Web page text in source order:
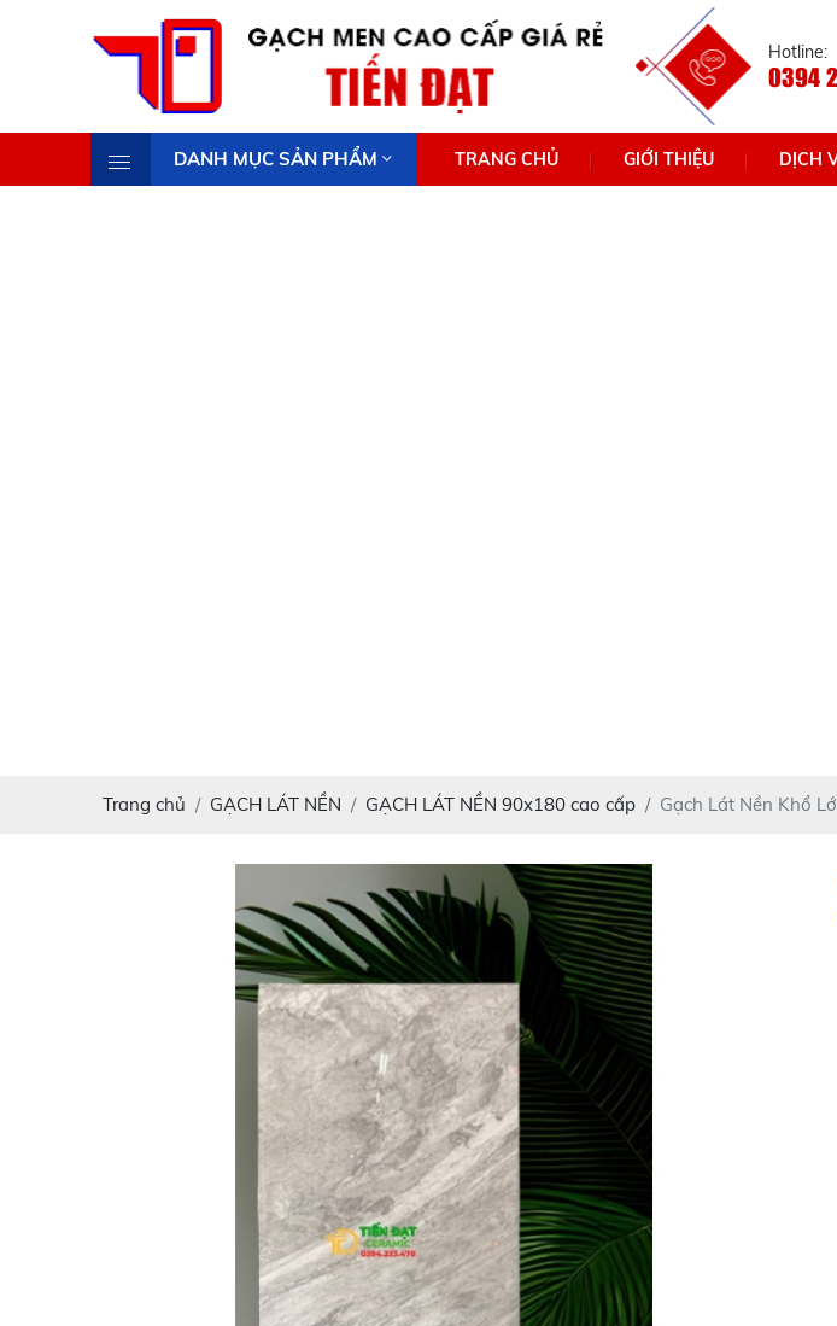
Hotline:
0394
DANH MỤC SẢN PHẨM TRANG CHỦ GIỚI THIỆU DỊCH
Trang chủ GẠCH LÁT NỀN GẠCH LÁT NỀN 90x180 cao cấp Gạch Lát Nền Khổ